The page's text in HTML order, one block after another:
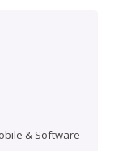
& Software